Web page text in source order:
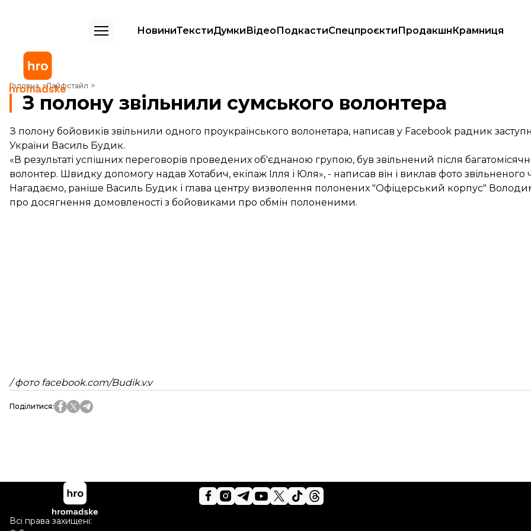
НовиниТекстиДумкиВідеоПодкастиСпецпроєктиПродакшнКрамниця
Головна Лайфстайл
З полону звільнили сумського волонтера
З полону звільнили сумського волонтера
З полону бойовиків звільнили одного проукраїнського волонетара, написав у Facebook радник
України Василь Будик.
«В результаті успішних переговорів проведених об'єднаною групою, був звільнений після
волонтер. Швидку допомогу надав Хотабич, екіпаж Ілля і Юля», - написав він і виклав фото звільненого
Нагадаємо, раніше Василь Будик і глава центру визволення полонених "Офіцерський корпус"
про досягнення домовленості з бойовиками про обмін полоненими.
/ фото facebook.com/Budik.v.v
Поділитися:
Всі права захищені: